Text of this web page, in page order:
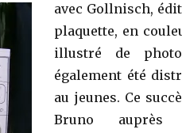
avec Gollnisch,
plaquette, en
illustré de
également été
au jeunes. Ce
Bruno auprès